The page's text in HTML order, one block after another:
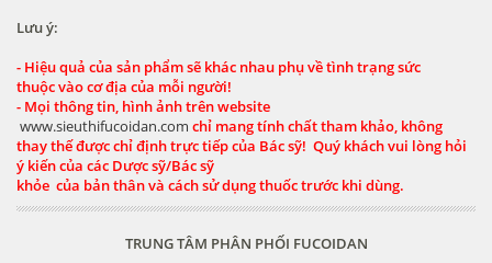
Lưu ý:
- Hiệu quả của sản phẩm sẽ khác nhau phụ về tình trạng sức
thuộc vào cơ địa của mỗi người!
- Mọi thông tin, hình ảnh trên website
www.sieuthifucoidan.com chỉ mang tính chất tham khảo, không
thay thế được chỉ định trực tiếp của Bác sỹ! Quý khách vui lòng hỏi
ý kiến của các Dược sỹ/Bác sỹ
khỏe của bản thân và cách sử dụng thuốc trước khi dùng.
TRUNG TÂM PHÂN PHỐI FUCOIDAN